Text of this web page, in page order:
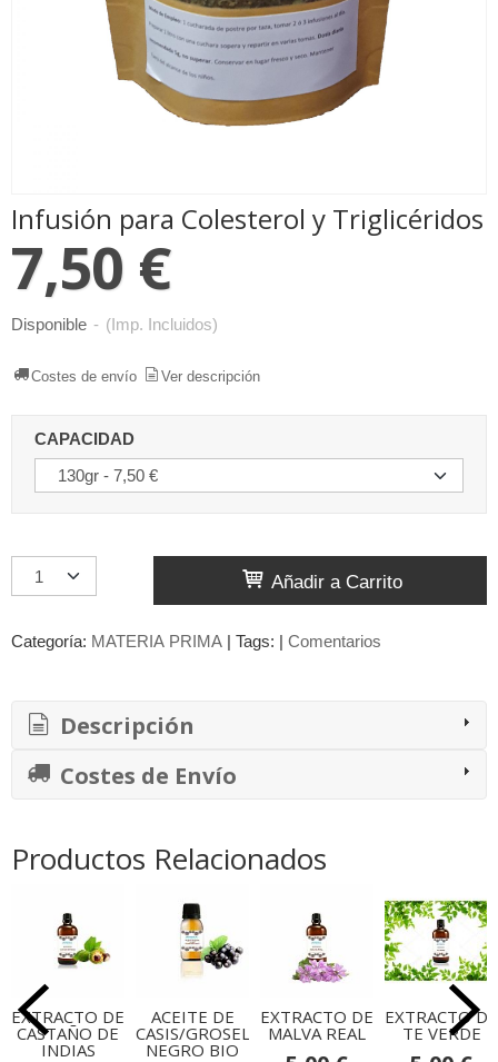
Infusión para Colesterol y Triglicéridos
7,50 €
Disponible - (Imp. Incluidos)
Costes de envío Ver descripción
CAPACIDAD
Añadir a Carrito
Categoría: MATERIA PRIMA | Tags: | Comentarios
Descripción
Costes de Envío
Productos Relacionados
EXTRACTO DE
CASTAÑO DE
INDIAS
ACEITE DE
CASIS/GROSELLERO
NEGRO BIO
EXTRACTO DE
MALVA REAL
EXTRACTO DE
TE VERDE